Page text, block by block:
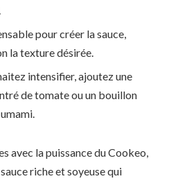
pour créer la sauce,
la texture désirée.
intensifier, ajoutez une
de tomate ou un bouillon
avec la puissance du Cookeo,
riche et soyeuse qui